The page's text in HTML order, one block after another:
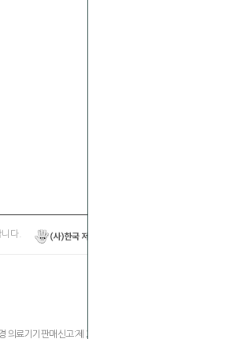
다.
의료기기판매신고:제 2394호